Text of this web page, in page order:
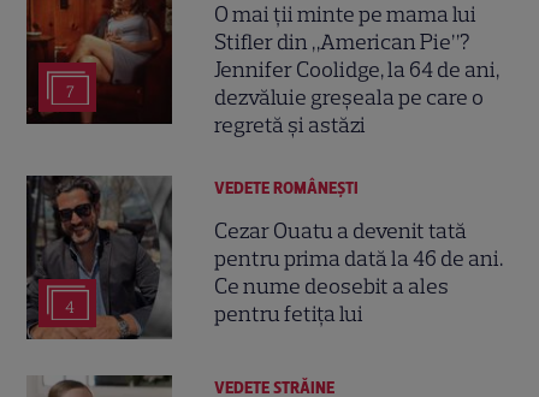
7
O mai ții minte pe mama lui
Stifler din „American Pie”?
Jennifer Coolidge, la 64 de ani,
dezvăluie greșeala pe care o
regretă și astăzi
4
VEDETE ROMÂNEŞTI
Cezar Ouatu a devenit tată
pentru prima dată la 46 de ani.
Ce nume deosebit a ales
pentru fetița lui
VEDETE STRĂINE